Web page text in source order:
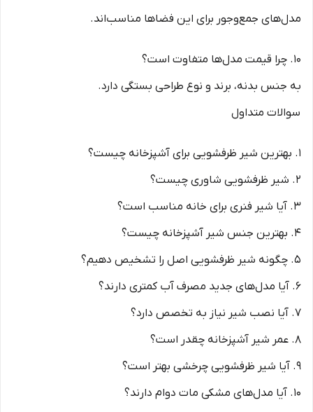
مدل‌های جمع‌وجور برای این فضاها مناسب‌اند.
10. چرا قیمت مدل‌ها متفاوت است؟
به جنس بدنه، برند و نوع طراحی بستگی دارد.
سوالات متداول
1. بهترین شیر ظرفشویی برای آشپزخانه چیست؟
2. شیر ظرفشویی شاوری چیست؟
3. آیا شیر فنری برای خانه مناسب است؟
4. بهترین جنس شیر آشپزخانه چیست؟
5. چگونه شیر ظرفشویی اصل را تشخیص دهیم؟
6. آیا مدل‌های جدید مصرف آب کمتری دارند؟
7. آیا نصب شیر نیاز به تخصص دارد؟
8. عمر شیر آشپزخانه چقدر است؟
9. آیا شیر ظرفشویی چرخشی بهتر است؟
10. آیا مدل‌های مشکی مات دوام دارند؟